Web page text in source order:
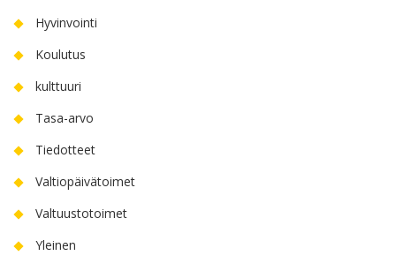
Hyvinvointi
Koulutus
kulttuuri
Tasa-arvo
Tiedotteet
Valtiopäivätoimet
Valtuustotoimet
Yleinen